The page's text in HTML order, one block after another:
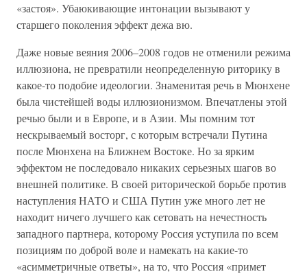
«застоя». Убаюкивающие интонации вызывают у
старшего поколения эффект дежа вю.
Даже новые веяния 2006–2008 годов не отменили режима
иллюзиона, не превратили неопределенную риторику в
какое-то подобие идеологии. Знаменитая речь в Мюнхене
была чистейшей воды иллюзионизмом. Впечатлены этой
речью были и в Европе, и в Азии. Мы помним тот
нескрываемый восторг, с которым встречали Путина
после Мюнхена на Ближнем Востоке. Но за ярким
эффектом не последовало никаких серьезных шагов во
внешней политике. В своей риторической борьбе против
наступления НАТО и США Путин уже много лет не
находит ничего лучшего как сетовать на нечестность
западного партнера, которому Россия уступила по всем
позициям по доброй воле и намекать на какие-то
«асимметричные ответы», на то, что Россия «примет